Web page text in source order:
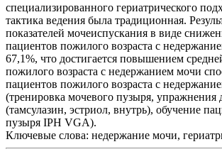
специализированного гериатрического
тактика ведения была традиционная.
показателей мочеиспускания в виде
пациентов пожилого возраста с
67,1%, что достигается повышением
пожилого возраста с недержанием мочи
пациентов пожилого возраста с
(тренировка мочевого пузыря,
(тамсулазин, эстриол, внутрь), обучение
пузыря IPH VGA).
Ключевые слова: недержание мочи,